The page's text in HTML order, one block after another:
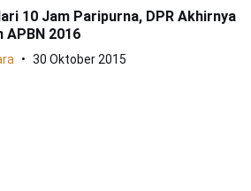
10 Jam Paripurna, DPR Akhirnya
APBN 2016
30 Oktober 2015